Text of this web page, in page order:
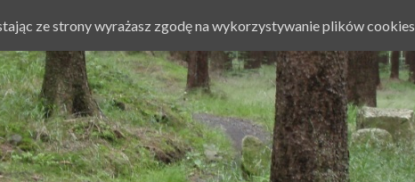
ze strony wyrażasz zgodę na wykorzystywanie plików cookies.